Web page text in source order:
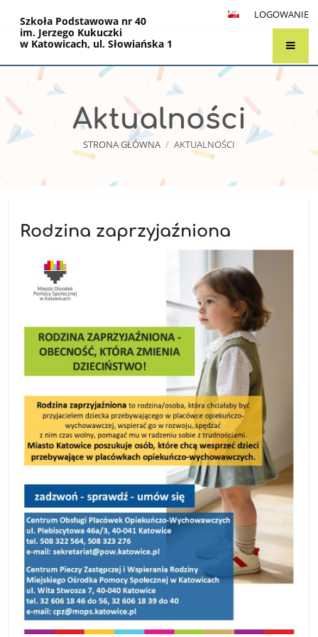
LOGOWANIE
Szkoła Podstawowa nr 40
im. Jerzego Kukuczki
w Katowicach, ul. Słowiańska 1
Aktualności
STRONA GŁÓWNA / AKTUALNOŚCI
Rodzina zaprzyjaźniona